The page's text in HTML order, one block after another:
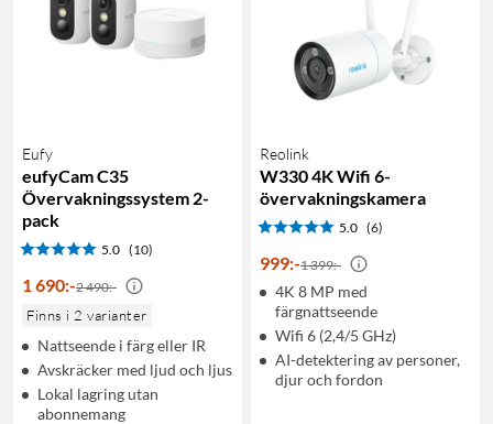
Eufy
eufyCam C35
Övervakningssystem 2-
pack
5.0 (10)
1 690:-2 490:-
Finns i 2 varianter
Nattseende i färg eller IR
Avskräcker med ljud och ljus
Lokal lagring utan
abonnemang
Reolink
W330 4K Wifi 6-
övervakningskamera
5.0 (6)
999:-1 399:-
4K 8 MP med
färgnattseende
Wifi 6 (2,4/5 GHz)
AI-detektering av personer,
djur och fordon